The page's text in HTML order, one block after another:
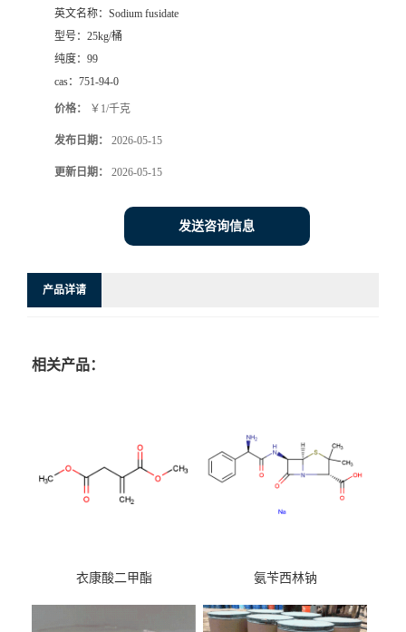
英文名称： Sodium fusidate
型号： 25kg/桶
纯度： 99
cas： 751-94-0
价格： ￥1/千克
发布日期： 2026-05-15
更新日期： 2026-05-15
发送咨询信息
产品详请
相关产品：
衣康酸二甲酯 氨苄西林钠